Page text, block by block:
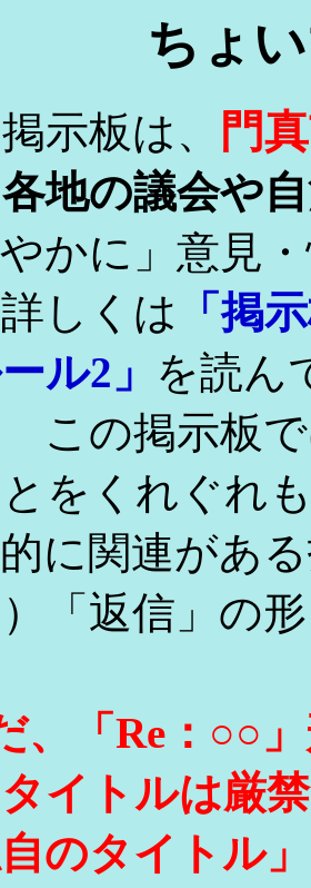
ちょ
示板は、
門
各地の議会や
かに」意見
しくは
「掲
ル2」 を読ん
この掲示板で
をくれぐれ
に関連があ
「返信」の
、「Re：○○
イトルは厳
のタイトル